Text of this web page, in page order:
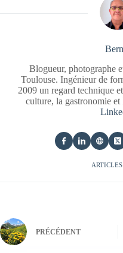
Blogueur, photographe
Toulouse. Ingénieur de
2009 un regard technique
culture, la gastronomie
PRÉCÉDENT